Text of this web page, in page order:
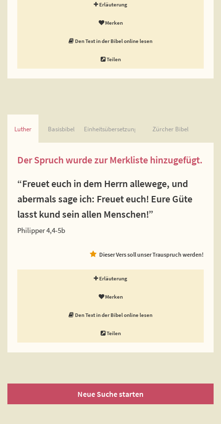
Erläuterung
Merken
Den Text in der Bibel online lesen
Teilen
Luther Basisbibel Einheitsübersetzung Zürcher Bibel
Der Spruch wurde zur Merkliste hinzugefügt.
“Freuet euch in dem Herrn allewege, und
abermals sage ich: Freuet euch! Eure Güte
lasst kund sein allen Menschen!”
Philipper 4,4-5b
Dieser Vers soll unser Trauspruch werden!
Erläuterung
Merken
Den Text in der Bibel online lesen
Teilen
Neue Suche starten